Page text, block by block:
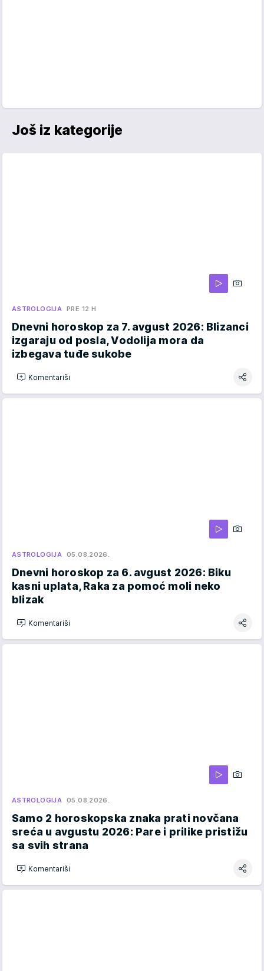
Još iz kategorije
ASTROLOGIJA PRE 12 H
Dnevni horoskop za 7. avgust 2026: Blizanci
izgaraju od posla, Vodolija mora da
izbegava tuđe sukobe
Komentariši
ASTROLOGIJA 05.08.2026.
Dnevni horoskop za 6. avgust 2026: Biku
kasni uplata, Raka za pomoć moli neko
blizak
Komentariši
ASTROLOGIJA 05.08.2026.
Samo 2 horoskopska znaka prati novčana
sreća u avgustu 2026: Pare i prilike pristižu
sa svih strana
Komentariši